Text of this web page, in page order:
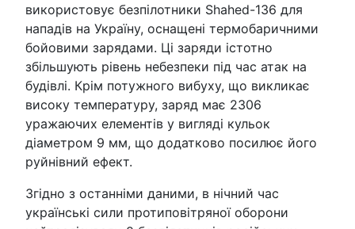
використовує безпілотники Shahed-136 для
нападів на Україну, оснащені термобаричними
бойовими зарядами. Ці заряди істотно
збільшують рівень небезпеки під час атак на
будівлі. Крім потужного вибуху, що викликає
високу температуру, заряд має 2306
уражаючих елементів у вигляді кульок
діаметром 9 мм, що додатково посилює його
руйнівний ефект.
Згідно з останніми даними, в нічний час
українські сили протиповітряної оборони